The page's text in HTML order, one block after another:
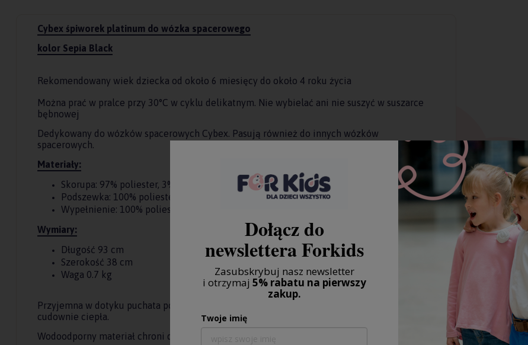
Cybex śpiworek platinum do wózka spacerowego
kolor Sepia Black
Rekomendowany wiek dziecka od około 6 miesięcy do około 4 roku życia
Można prać w pralce przy 30°C w cyklu delikatnym. Nie wybielać ani nie suszyć w suszarce
bębnowej
Dedykowany do wózków spacerowych Cybex. Pasują również do innych wózków
spacerowych.
Materiały:
Skorupa: 97% poliester, 3% poliamid
Podszewka: 100% poliester
Wypełnienie: 100% poliester
Wymiary:
Długość 93 cm
Szerokość 38 cm
Waga 0.7 kg
Przyjemna w dotyku puchata podszewka z pluszowego polaru jest luksusowo wygodna i
cudownie ciepła.
Wodoodporny materiał chroni dziecko przed lekkim deszczem i zachlapaniem.
Dołącz do
newslettera Forkids
Zasubskrybuj nasz newsletter
i otrzymaj 5% rabatu na pierwszy
zakup.
Twoje imię